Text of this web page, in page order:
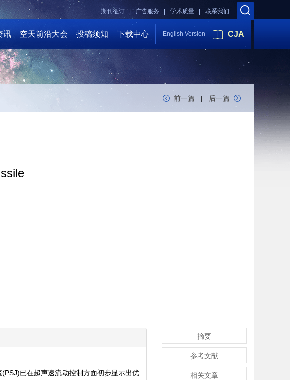
联系我们
学术质量 |
广告服务 |
期刊征订 |
讯 空天前沿大会 投稿须知 下载中心 English Version CJA
前一篇 | 后一篇
已在超声速流动控制方面初步显示出优
摘要
参考文献
相关文章